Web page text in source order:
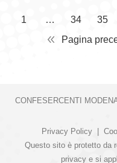
1 … 34 35
Pagina
CONFESERCENTI
Privacy Policy |
Questo sito è protetto da
privacy e si